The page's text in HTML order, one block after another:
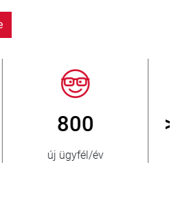
> 3 500 000
eladott egység